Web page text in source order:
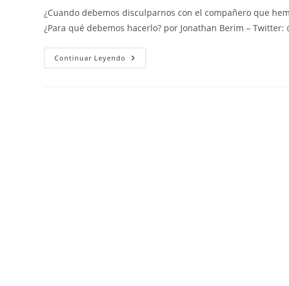
la
entrada:
entrada:
¿Cuando debemos disculparnos con el compañero que
¿Para qué debemos hacerlo? por Jonathan Berim –
Continuar Leyendo Mitos
Y